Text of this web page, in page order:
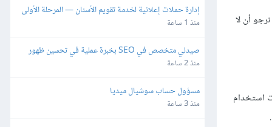
أن لا
استخدام
إدارة حملات إعلانية لخدمة تقويم الأسنان — المرحلة الأولى
منذ 1 ساعة
صيدلي متخصص في SEO بخبرة عملية في تحسين ظهور
مواقع الصيدليات الإلكترونية
منذ 2 ساعة
مسؤول حساب سوشيال ميديا
منذ 3 ساعة